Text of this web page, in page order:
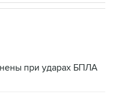
при ударах БПЛА